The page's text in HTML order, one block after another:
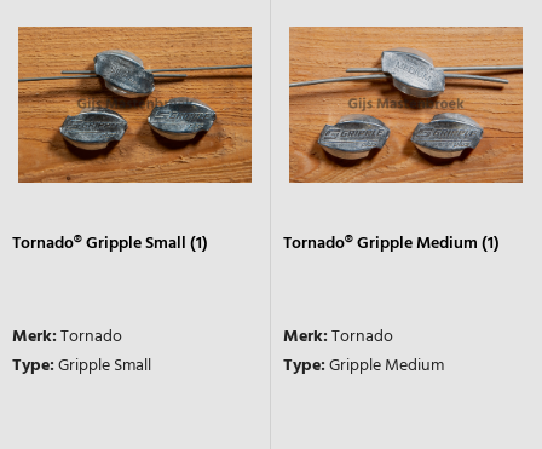
Tornado® Gripple Small (1)
Merk:Tornado
Type:Gripple Small
Tornado® Gripple Medium (1)
Merk:Tornado
Type:Gripple Medium